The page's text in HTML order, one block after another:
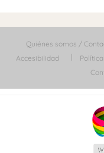
Quiénes somos /
Accesibilidad